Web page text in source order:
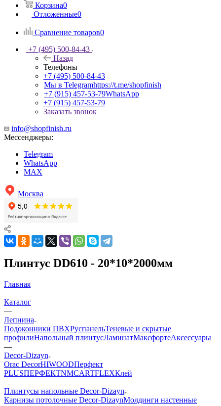
Корзина0
Отложенные0
Сравнение товаров0
+7 (495) 500-84-43
Назад
Телефоны
+7 (495) 500-84-43
Мы в Telegramhttps://t.me/shopfinish
+7 (915) 457-53-79WhatsApp
+7 (915) 457-53-79
Заказать звонок
info@shopfinish.ru
Мессенджеры:
Telegram
WhatsApp
MAX
Москва
Плинтус DD610 - 20*10*2000мм
Главная
—
Каталог
—
Лепнина
Подоконники ПВХРуспанельТеневые и скрытые
профилиНапольный плинтусЛаминатМаксфортеАксессуары
—
Decor-Dizayn
Orac DecorHIWOODПерфект
PLUSПЕРФЕКТNMCARTFLEXКлей
—
Плинтусы напольные Decor-Dizayn
Карнизы потолочные Decor-DizaynМолдинги настенные